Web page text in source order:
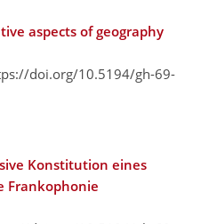
aspects of geography
doi.org/10.5194/gh-69-
Konstitution eines
Frankophonie